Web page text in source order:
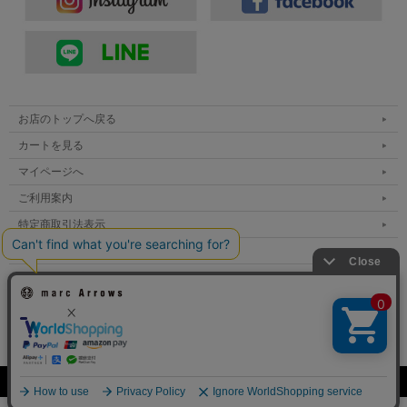
お店のトップへ戻る
カートを見る
マイページへ
ご利用案内
特定商取引法表示
個人情報の取扱い
サイトマップ
メルマガ登録
お問い合わせ
表示：スマートフォン｜PC